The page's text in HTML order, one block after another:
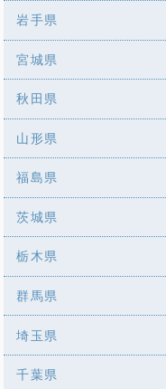
岩手県
宮城県
秋田県
山形県
福島県
茨城県
栃木県
群馬県
埼玉県
千葉県